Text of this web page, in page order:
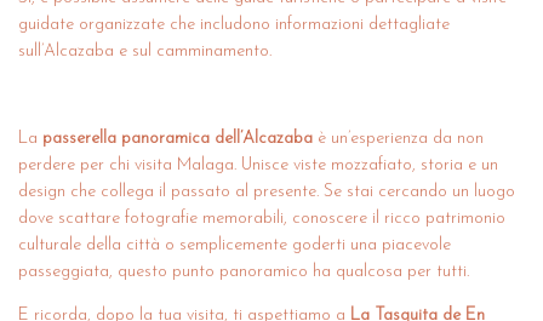
guidate organizzate che includono informazioni dettagliate
sull’Alcazaba e sul camminamento.
La passerella panoramica dell’Alcazaba è un’esperienza da non
perdere per chi visita Malaga. Unisce viste mozzafiato, storia e un
design che collega il passato al presente. Se stai cercando un luogo
dove scattare fotografie memorabili, conoscere il ricco patrimonio
culturale della città o semplicemente goderti una piacevole
passeggiata, questo punto panoramico ha qualcosa per tutti.
E ricorda, dopo la tua visita, ti aspettiamo a La Tasquita de En